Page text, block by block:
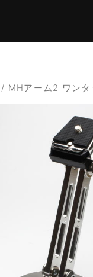
/ MHアーム2 ワン